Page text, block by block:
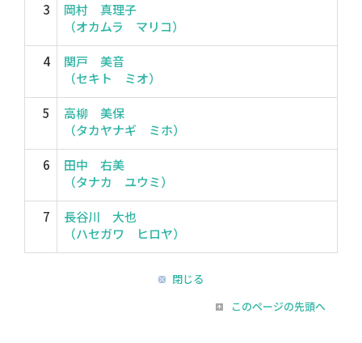
3
岡村 真理子
（オカムラ マリコ）
4
関戸 美音
（セキト ミオ）
5
高柳 美保
（タカヤナギ ミホ）
6
田中 右美
（タナカ ユウミ）
7
長谷川 大也
（ハセガワ ヒロヤ）
閉じる
このページの先頭へ